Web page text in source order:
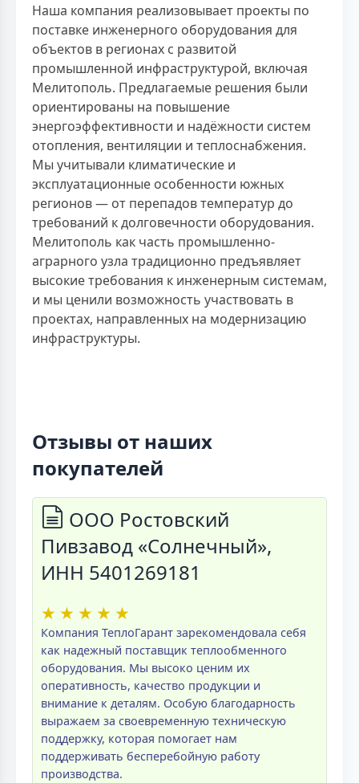
Наша компания реализовывает проекты по
поставке инженерного оборудования для
объектов в регионах с развитой
промышленной инфраструктурой, включая
Мелитополь. Предлагаемые решения были
ориентированы на повышение
энергоэффективности и надёжности систем
отопления, вентиляции и теплоснабжения.
Мы учитывали климатические и
эксплуатационные особенности южных
регионов — от перепадов температур до
требований к долговечности оборудования.
Мелитополь как часть промышленно-
аграрного узла традиционно предъявляет
высокие требования к инженерным системам,
и мы ценили возможность участвовать в
проектах, направленных на модернизацию
инфраструктуры.
Отзывы от наших
покупателей
ООО Ростовский
Пивзавод «Солнечный»,
ИНН 5401269181
★ ★ ★ ★ ★
Компания ТеплоГарант зарекомендовала себя
как надежный поставщик теплообменного
оборудования. Мы высоко ценим их
оперативность, качество продукции и
внимание к деталям. Особую благодарность
выражаем за своевременную техническую
поддержку, которая помогает нам
поддерживать бесперебойную работу
производства.